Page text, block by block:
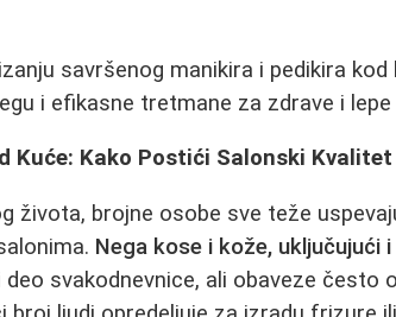
savršenog manikira i pedikira kod
i efikasne tretmane za zdrave i
Kuće: Kako Postići Salonski Kvalitet
života, brojne osobe sve teže
Nega kose i kože, uključujući
svakodnevnice, ali obaveze često